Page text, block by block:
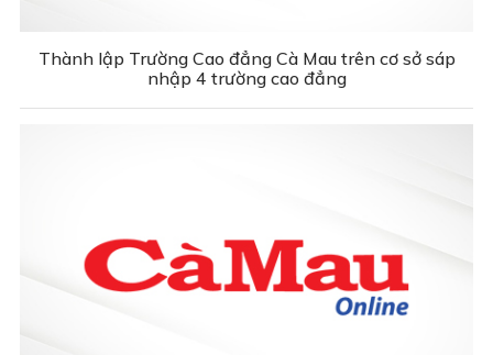
Thành lập Trường Cao đẳng Cà Mau trên cơ sở sáp
nhập 4 trường cao đẳng